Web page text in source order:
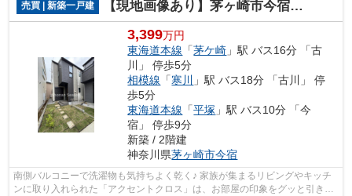
売買 | 新築一戸建 【現地画像あり】茅ヶ崎市今宿３期 全２棟 ２号棟
3,399万円
東海道本線 「茅ケ崎 」駅 バス16分 「古
川」 停歩5分
相模線 「寒川
」駅 バス18分 「古川」 停
歩5分
東海道本線 「平塚 」駅 バス10分 「今
宿」 停歩9分
新築 / 2階建
神奈川県茅ヶ崎市今宿
南側バルコニーで洗濯物も気持ちよく乾く♪ 家族が集まるリビングやキッチ
ンに取り入れられた「アクセントクロス」は、お部屋の印象をグッと引き締